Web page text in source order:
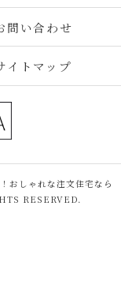
問い合わせ
イトマップ
おしゃれな注文住宅なら
RESERVED.